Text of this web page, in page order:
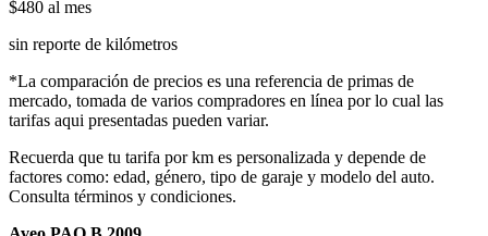
$480 al mes
sin reporte de kilómetros
*La comparación de precios es una referencia de primas de
mercado, tomada de varios compradores en línea por lo cual las
tarifas aqui presentadas pueden variar.
Recuerda que tu tarifa por km es personalizada y depende de
factores como: edad, género, tipo de garaje y modelo del auto.
Consulta términos y condiciones.